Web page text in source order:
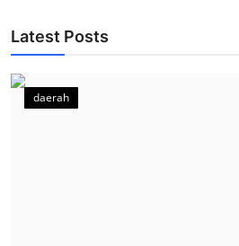
Latest Posts
daerah
12